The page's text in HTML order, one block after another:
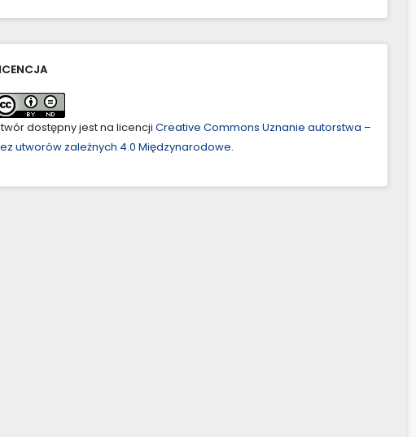
dostępny jest na licencji Creative Commons Uznanie autorstwa –
utworów zależnych 4.0 Międzynarodowe.